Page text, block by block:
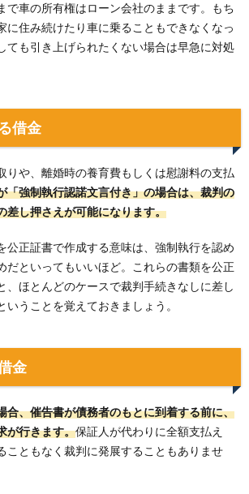
で車の所有権はローン会社のままです。もち
に住み続けたり車に乗ることもできなくなっ
ても引き上げられたくない場合は早急に対処
借金
りや、離婚時の養育費もしくは慰謝料の支払
「強制執行認諾文言付き」の場合は、裁判の
差し押さえが可能になります。
公正証書で作成する意味は、強制執行を認め
だといってもいいほど。これらの書類を公正
、ほとんどのケースで裁判手続きなしに差し
うことを覚えておきましょう。
金
合、催告書が債務者のもとに到着する前に、
が行きます。保証人が代わりに全額支払え
こともなく裁判に発展することもありませ